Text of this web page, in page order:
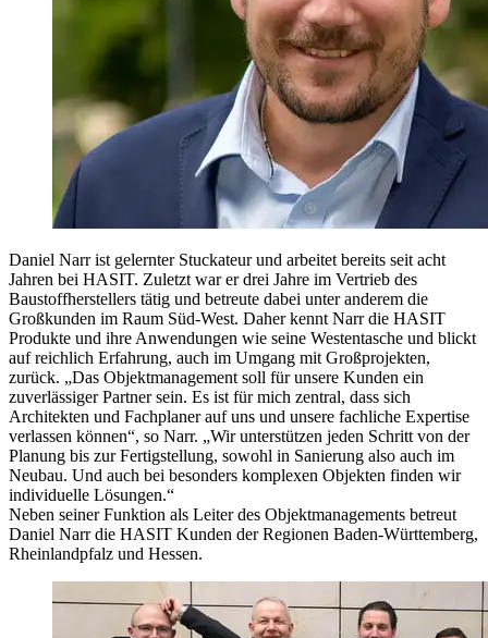
Daniel Narr ist gelernter Stuckateur und arbeitet bereits seit acht
Jahren bei HASIT. Zuletzt war er drei Jahre im Vertrieb des
Baustoffherstellers tätig und betreute dabei unter anderem die
Großkunden im Raum Süd-West. Daher kennt Narr die HASIT
Produkte und ihre Anwendungen wie seine Westentasche und blickt
auf reichlich Erfahrung, auch im Umgang mit Großprojekten,
zurück. „Das Objektmanagement soll für unsere Kunden ein
zuverlässiger Partner sein. Es ist für mich zentral, dass sich
Architekten und Fachplaner auf uns und unsere fachliche Expertise
verlassen können“, so Narr. „Wir unterstützen jeden Schritt von der
Planung bis zur Fertigstellung, sowohl in Sanierung also auch im
Neubau. Und auch bei besonders komplexen Objekten finden wir
individuelle Lösungen.“
Neben seiner Funktion als Leiter des Objektmanagements betreut
Daniel Narr die HASIT Kunden der Regionen Baden-Württemberg,
Rheinlandpfalz und Hessen.